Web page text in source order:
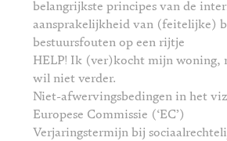
belangrijkste principes van de
aansprakelijkheid van (feitelijke)
bestuursfouten op een rijtje
HELP! Ik (ver)kocht mijn woning,
wil niet verder.
Niet-afwervingsbedingen in het
Europese Commissie (‘EC’)
Verjaringstermijn bij